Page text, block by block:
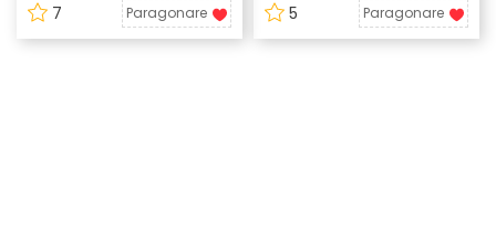
7 Paragonare 5 Paragonare